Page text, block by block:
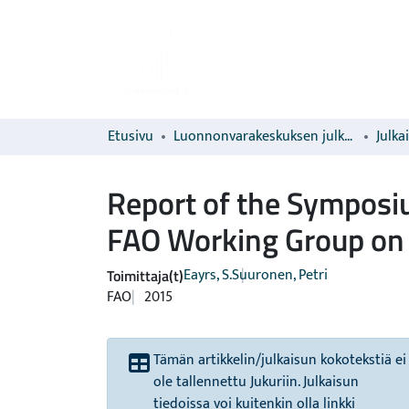
Etusivu Luonnonvarakeskuksen julkaisut
Report of the
FAO Working Group
Toimittaja(t)Eayrs, S.Suuronen, Petri
FAO 2015
Tämän artikkelin/julkaisun kokotekstiä ei
ole tallennettu Jukuriin. Julkaisun
tiedoissa voi kuitenkin olla linkki